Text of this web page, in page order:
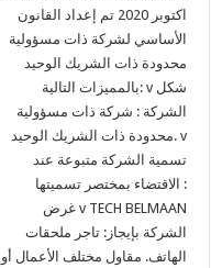
اكتوبر 2020 تم إعداد القانون
الأساسي لشركة ذات مسؤولية
محدودة ذات الشريك الوحيد
بالمميزات التالية: v شكل
الشركة : شركة ذات مسؤولية
محدودة ذات الشريك الوحيد. v
تسمية الشركة متبوعة عند
الاقتضاء بمختصر تسميتها :
غرض v TECH BELMAAN
الشركة بإيجاز: تاجر ملحقات
الهاتف. مقاول مختلف الأعمال أو